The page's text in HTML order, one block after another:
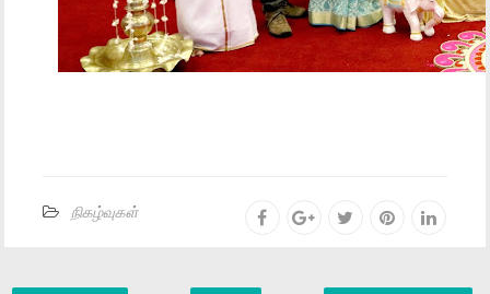
நிகழ்வுகள்